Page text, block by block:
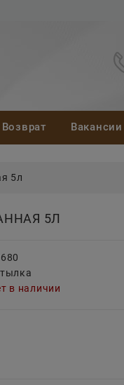
Возврат Вакансии
5л
5Л
в наличии